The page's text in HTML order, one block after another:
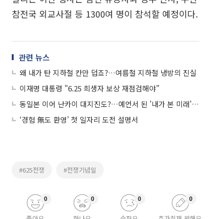
참전국 외교사절 등 1300여 명이 참석할 예정이다.
관련 뉴스
왜 내가 탄 지하철 칸만 덥죠?…여름철 지하철 냉방의 진실
이재명 대통령 "6.25 희생자 보상 재점검해야”
동일본 이어 난카이 대지진도?…예언서 된 '내가 본 미래', 선배도 있다
‘경험 無도 환영’ 첫 일자리 도전 설명서
#625전쟁 #전쟁기념일
0 0 0 0